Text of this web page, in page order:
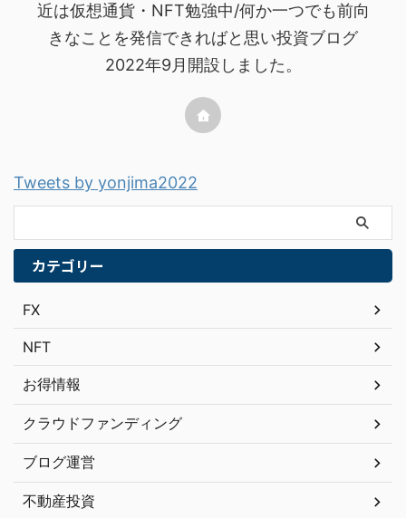
近は仮想通貨・NFT勉強中/何か一つでも前向
きなことを発信できればと思い投資ブログ
2022年9月開設しました。
Tweets by yonjima2022
カテゴリー
FX
NFT
お得情報
クラウドファンディング
ブログ運営
不動産投資